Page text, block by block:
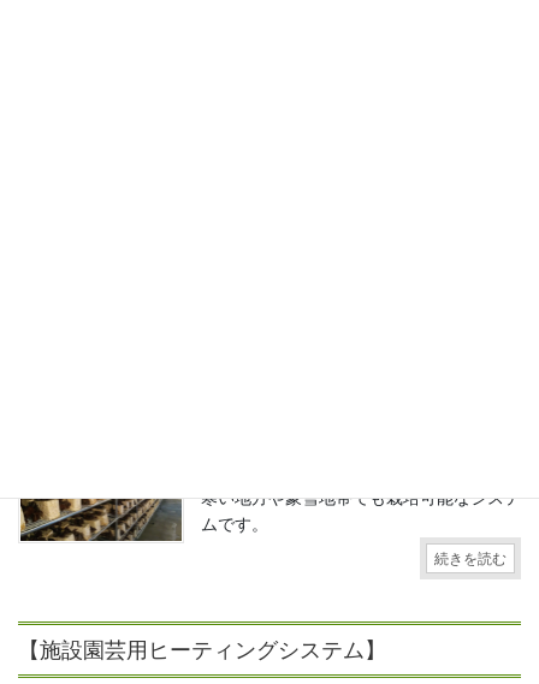
寒い地方や豪雪地帯でも栽培可能なシステ
ムです。
続きを読む
【施設園芸用ヒーティングシステム】